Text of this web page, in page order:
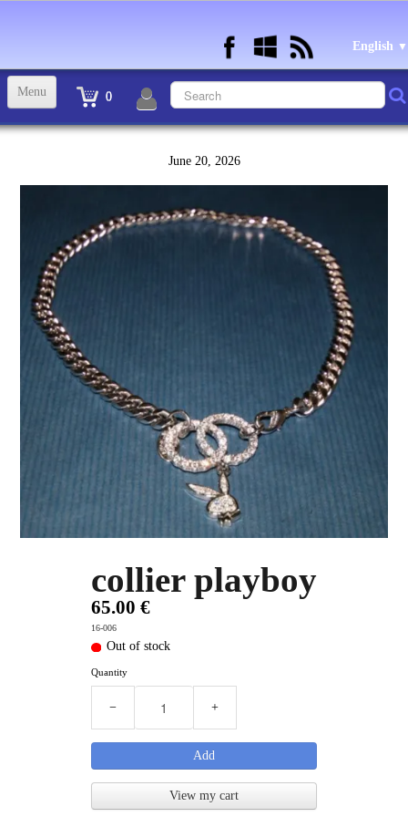
English ▼
0
Menu
STATUETTES BD RESINE et PLOMB▼
ANDRE FRANQUIN OBJETS ET VETEMENTS
BECASSINE OU BETTY BOOP OBJETS ET VETEMENTS▼
TEX AVERY OBJETS ET VETEMENTS
WARNER OBJETS ET VETEMENTS
PLUS D'OBJETS ET VETEMENTS BD▼
▼
June 20, 2026
collier playboy
65.00 €
16-006
Out of stock
Quantity
− +
Add
View my cart